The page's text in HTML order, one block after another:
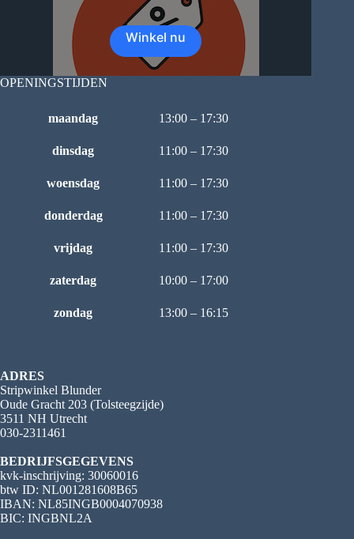
Winkel nu
OPENINGSTIJDEN
maandag 13:00 – 17:30
dinsdag 11:00 – 17:30
woensdag 11:00 – 17:30
donderdag 11:00 – 17:30
vrijdag 11:00 – 17:30
zaterdag 10:00 – 17:00
zondag 13:00 – 16:15
ADRES
Stripwinkel Blunder
Oude Gracht 203 (Tolsteegzijde)
3511 NH Utrecht
030-2311461
BEDRIJFSGEGEVENS
kvk-inschrijving: 30060016
btw ID: NL001281608B65
IBAN: NL85INGB0004070938
BIC: INGBNL2A